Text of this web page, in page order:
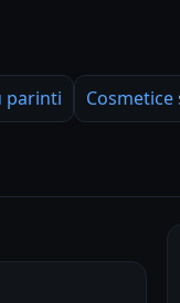
parinti